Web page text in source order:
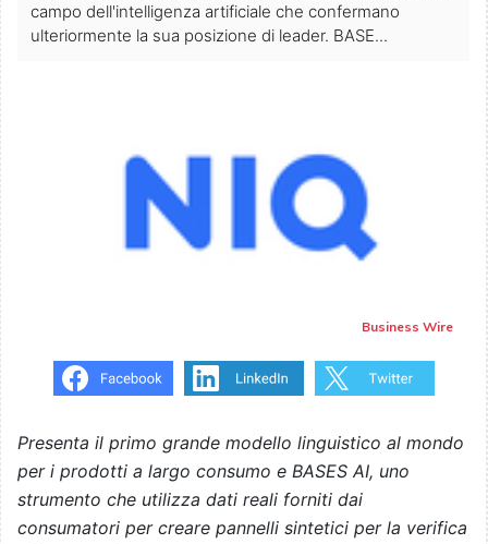
campo dell'intelligenza artificiale che confermano
ulteriormente la sua posizione di leader. BASE...
Business Wire
Presenta il primo grande modello linguistico al mondo
per i prodotti a largo consumo e BASES AI, uno
strumento che utilizza dati reali forniti dai
consumatori per creare pannelli sintetici per la verifica